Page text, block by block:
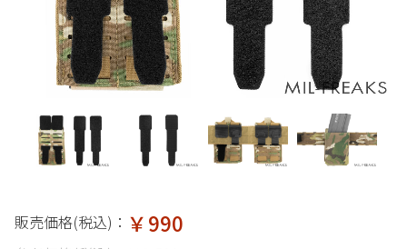
販売価格(税込)： ￥990